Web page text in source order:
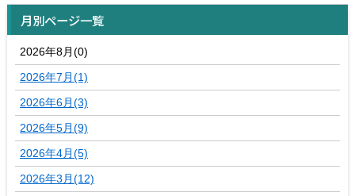
月別ページ一覧
2026年8月(0)
2026年7月(1)
2026年6月(3)
2026年5月(9)
2026年4月(5)
2026年3月(12)